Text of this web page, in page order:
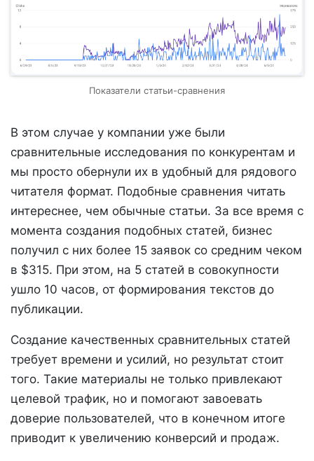
Показатели статьи-сравнения
В этом случае у компании уже были
сравнительные исследования по конкурентам и
мы просто обернули их в удобный для рядового
читателя формат. Подобные сравнения читать
интереснее, чем обычные статьи. За все время с
момента создания подобных статей, бизнес
получил с них более 15 заявок со средним чеком
в $315. При этом, на 5 статей в совокупности
ушло 10 часов, от формирования текстов до
публикации.
Создание качественных сравнительных статей
требует времени и усилий, но результат стоит
того. Такие материалы не только привлекают
целевой трафик, но и помогают завоевать
доверие пользователей, что в конечном итоге
приводит к увеличению конверсий и продаж.